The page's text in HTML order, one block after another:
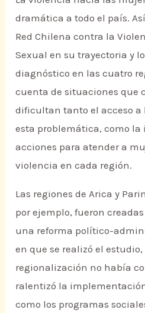
dramática a todo el país.
Red Chilena contra la
Sexual en su trayectoria y
diagnóstico en las cuatro
cuenta de situaciones que
dificultan tanto el acceso a
esta problemática, como
acciones para atender a
violencia en cada región.
Las regiones de Arica y
por ejemplo, fueron
una reforma político-
en que se realizó el estudio,
regionalización no había
ralentizó la
como los programas